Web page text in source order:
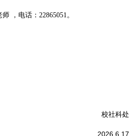
师 ，电话： 22865051。
校社科处
2026.6.17